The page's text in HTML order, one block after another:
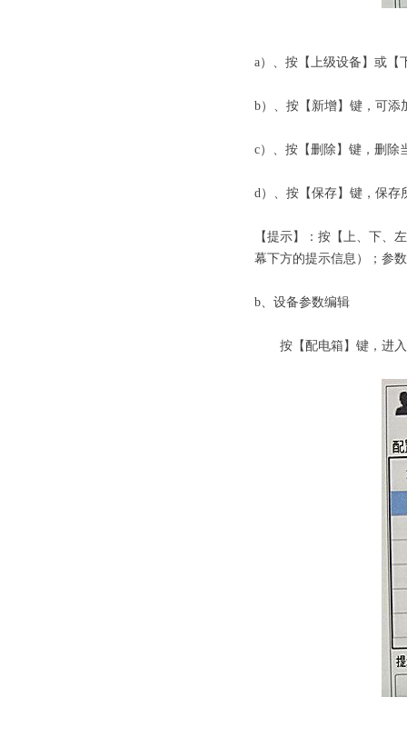
a）、按【上级设备】或【
b）、按【新增】键，可添
c）、按【删除】键，删除
d）、按【保存】键，保存
【提示】：按【上、下、
幕下方的提示信息）；参
b、设备参数编辑
按【配电箱】键，进入